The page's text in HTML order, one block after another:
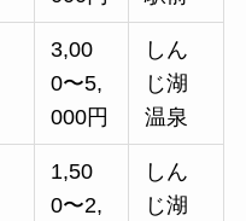
3,00
0〜5,
000円
しん
じ湖
温泉
1,50
0〜2,
しん
じ湖